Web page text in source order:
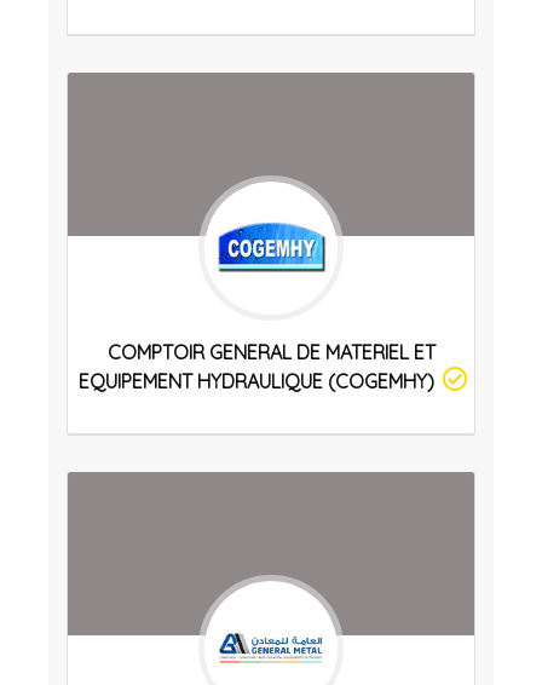
COMPTOIR GENERAL DE MATERIEL ET
EQUIPEMENT HYDRAULIQUE (COGEMHY)